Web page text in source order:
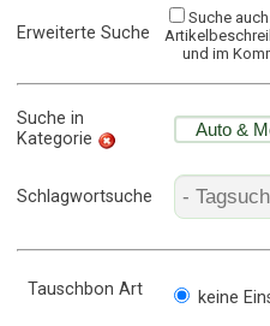
Erweiterte Suche
Suche
und im
Suche in
Kategorie
Schlagwortsuche
Tauschbon Art keine